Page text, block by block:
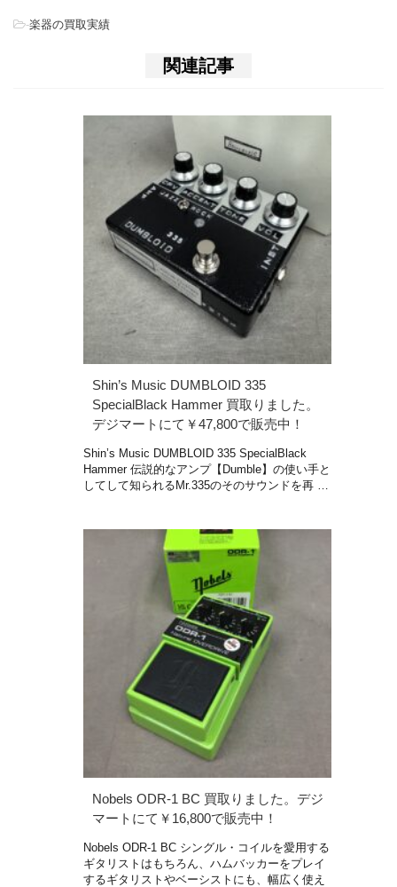
-楽器の買取実績
関連記事
Shin’s Music DUMBLOID 335
SpecialBlack Hammer 買取りました。
デジマートにて￥47,800で販売中！
Shin’s Music DUMBLOID 335 SpecialBlack
Hammer 伝説的なアンプ【Dumble】の使い手と
してして知られるMr.335のそのサウンドを再 …
Nobels ODR-1 BC 買取りました。デジ
マートにて￥16,800で販売中！
Nobels ODR-1 BC シングル・コイルを愛用する
ギタリストはもちろん、ハムバッカーをプレイ
するギタリストやベーシストにも、幅広く使え